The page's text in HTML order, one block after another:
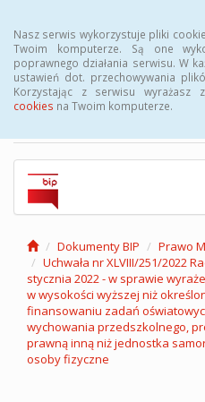
Nasz serwis wykorzystuje pliki
Twoim komputerze. Są one
poprawnego działania serwisu. W
ustawień dot. przechowywania
Korzystając z serwisu wyrażasz
cookies na Twoim komputerze.
Biuletyn
Publicznej
Dokumenty BIP Prawo
Uchwała nr XLVIII/251/2022
stycznia 2022 - w sprawie
w wysokości wyższej niż
finansowaniu zadań
wychowania przedszkolnego,
prawną inną niż jednostka
osoby fizyczne